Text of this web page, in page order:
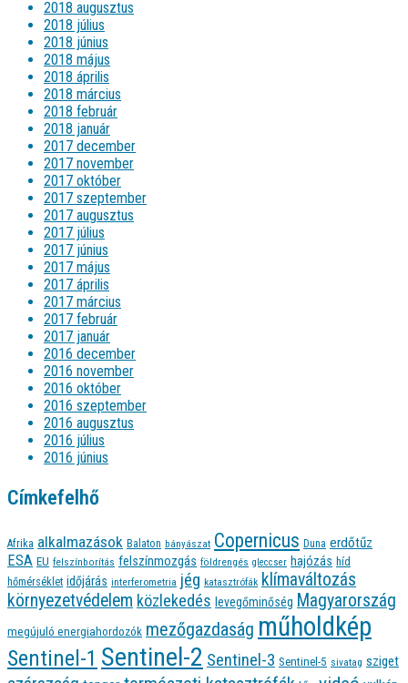
2018 augusztus
2018 július
2018 június
2018 május
2018 április
2018 március
2018 február
2018 január
2017 december
2017 november
2017 október
2017 szeptember
2017 augusztus
2017 július
2017 június
2017 május
2017 április
2017 március
2017 február
2017 január
2016 december
2016 november
2016 október
2016 szeptember
2016 augusztus
2016 július
2016 június
Címkefelhő
Afrika alkalmazások Balaton bányászat Copernicus Duna erdőtűz
ESA EU felszínborítás felszínmozgás földrengés gleccser hajózás híd
hőmérséklet időjárás interferometria jég katasztrófák klímaváltozás
környezetvédelem közlekedés levegőminőség Magyarország
megújuló energiahordozók mezőgazdaság műholdkép
Sentinel-1 Sentinel-2 Sentinel-3 Sentinel-5 sivatag sziget